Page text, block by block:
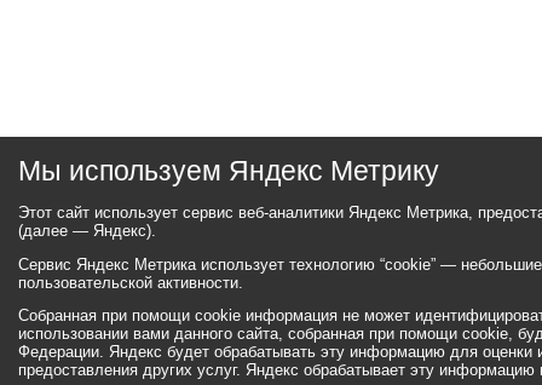
Мы используем Яндекс Метрику
Этот сайт использует сервис веб-аналитики Яндекс Метрика,
(далее — Яндекс).
Сервис Яндекс Метрика использует технологию “cookie” —
пользовательской активности.
Собранная при помощи cookie информация не может
использовании вами данного сайта, собранная при помощи cookie,
Федерации. Яндекс будет обрабатывать эту информацию для оценки
предоставления других услуг. Яндекс обрабатывает эту